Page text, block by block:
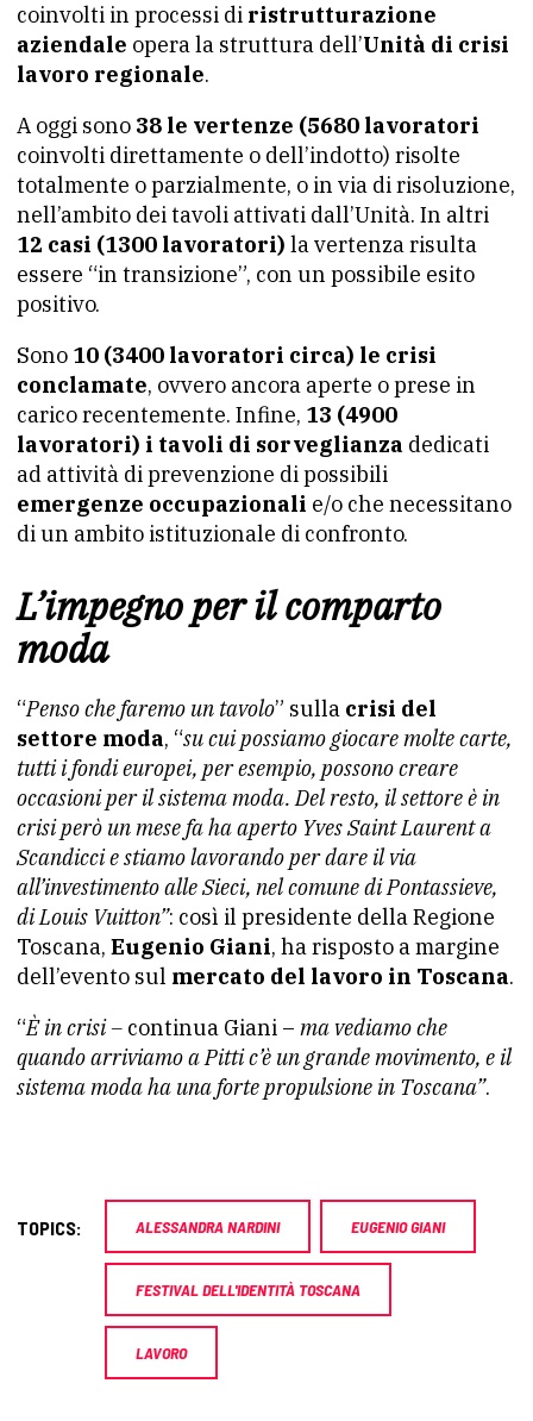
coinvolti in processi di ristrutturazione
aziendale opera la struttura dell’Unità di crisi
lavoro regionale.
A oggi sono 38 le vertenze (5680 lavoratori
coinvolti direttamente o dell’indotto) risolte
totalmente o parzialmente, o in via di risoluzione,
nell’ambito dei tavoli attivati dall’Unità. In altri
12 casi (1300 lavoratori) la vertenza risulta
essere “in transizione”, con un possibile esito
positivo.
Sono 10 (3400 lavoratori circa) le crisi
conclamate, ovvero ancora aperte o prese in
carico recentemente. Infine, 13 (4900
lavoratori) i tavoli di sorveglianza dedicati
ad attività di prevenzione di possibili
emergenze occupazionali e/o che necessitano
di un ambito istituzionale di confronto.
L’impegno per il comparto
moda
“Penso che faremo un tavolo” sulla crisi del
settore moda, “su cui possiamo giocare molte carte,
tutti i fondi europei, per esempio, possono creare
occasioni per il sistema moda. Del resto, il settore è in
crisi però un mese fa ha aperto Yves Saint Laurent a
Scandicci e stiamo lavorando per dare il via
all’investimento alle Sieci, nel comune di Pontassieve,
di Louis Vuitton”: così il presidente della Regione
Toscana, Eugenio Giani, ha risposto a margine
dell’evento sul mercato del lavoro in Toscana.
“È in crisi – continua Giani – ma vediamo che
quando arriviamo a Pitti c’è un grande movimento, e il
sistema moda ha una forte propulsione in Toscana”.
TOPICS: ALESSANDRA NARDINI EUGENIO GIANI
FESTIVAL DELL'IDENTITÀ TOSCANA
LAVORO